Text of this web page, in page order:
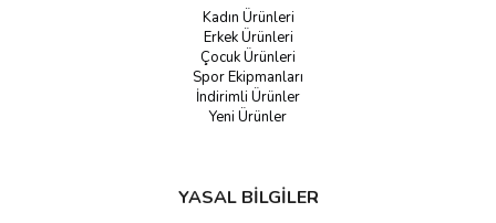
Kadın Ürünleri
Erkek Ürünleri
Çocuk Ürünleri
Spor Ekipmanları
İndirimli Ürünler
Yeni Ürünler
YASAL BİLGİLER